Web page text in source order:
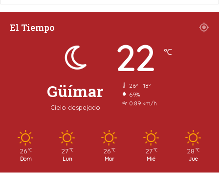
El Tiempo
Güímar
Cielo despejado
22 ℃
26º - 18º
69%
0.89 km/h
26 ℃
Dom
27 ℃
Lun
26 ℃
Mar
27 ℃
Mié
28 ℃
Jue